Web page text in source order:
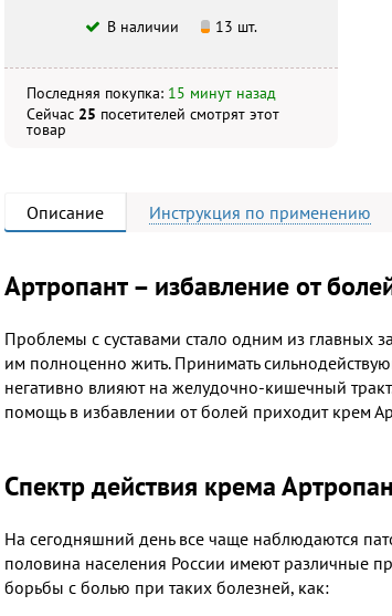
В наличии 13 шт.
Последняя покупка: 15 минут назад
Сейчас 25 посетителей смотрят этот
товар
Описание Инструкция по применению
Артропант – избавление от
Проблемы с суставами стало одним из главных
им полноценно жить. Принимать
негативно влияют на желудочно-кишечный
помощь в избавлении от болей приходит крем
Спектр действия крема
На сегодняшний день все чаще наблюдаются
половина населения России имеют различные
борьбы с болью при таких болезней, как: